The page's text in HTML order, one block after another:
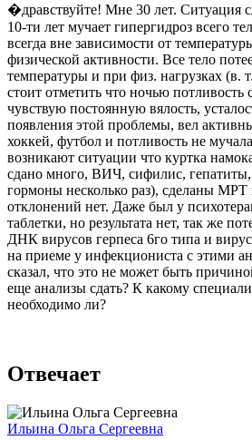
�дравствуйте! Мне 30 лет. Ситуация
10-ти лет мучает гипергидроз всего
всегда вне зависимости от
физической активности. Все тело
температуры и при физ. нагрузках (в.
стоит отметить что ночью потливость
чувствую постоянную вялость,
появления этой проблемы, вел
хоккей, футбол и потливость не
возникают ситуации что куртка
сдано много, ВИЧ, сифилис,
гормоны несколько раз), сделаны
отклонений нет. Даже был у
таблетки, но результата нет, так же
ДНК вирусов герпеса 6го типа и
на приеме у инфекциониста с этими
сказал, что это не может быть
еще анализы сдать? К какому
необходимо ли?
Отвечает
Ильина Ольга Сергеевна